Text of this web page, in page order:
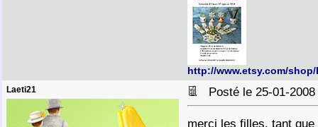
http://www.etsy.com/
Laeti21 Posté le 25-01-
merci les filles, tant